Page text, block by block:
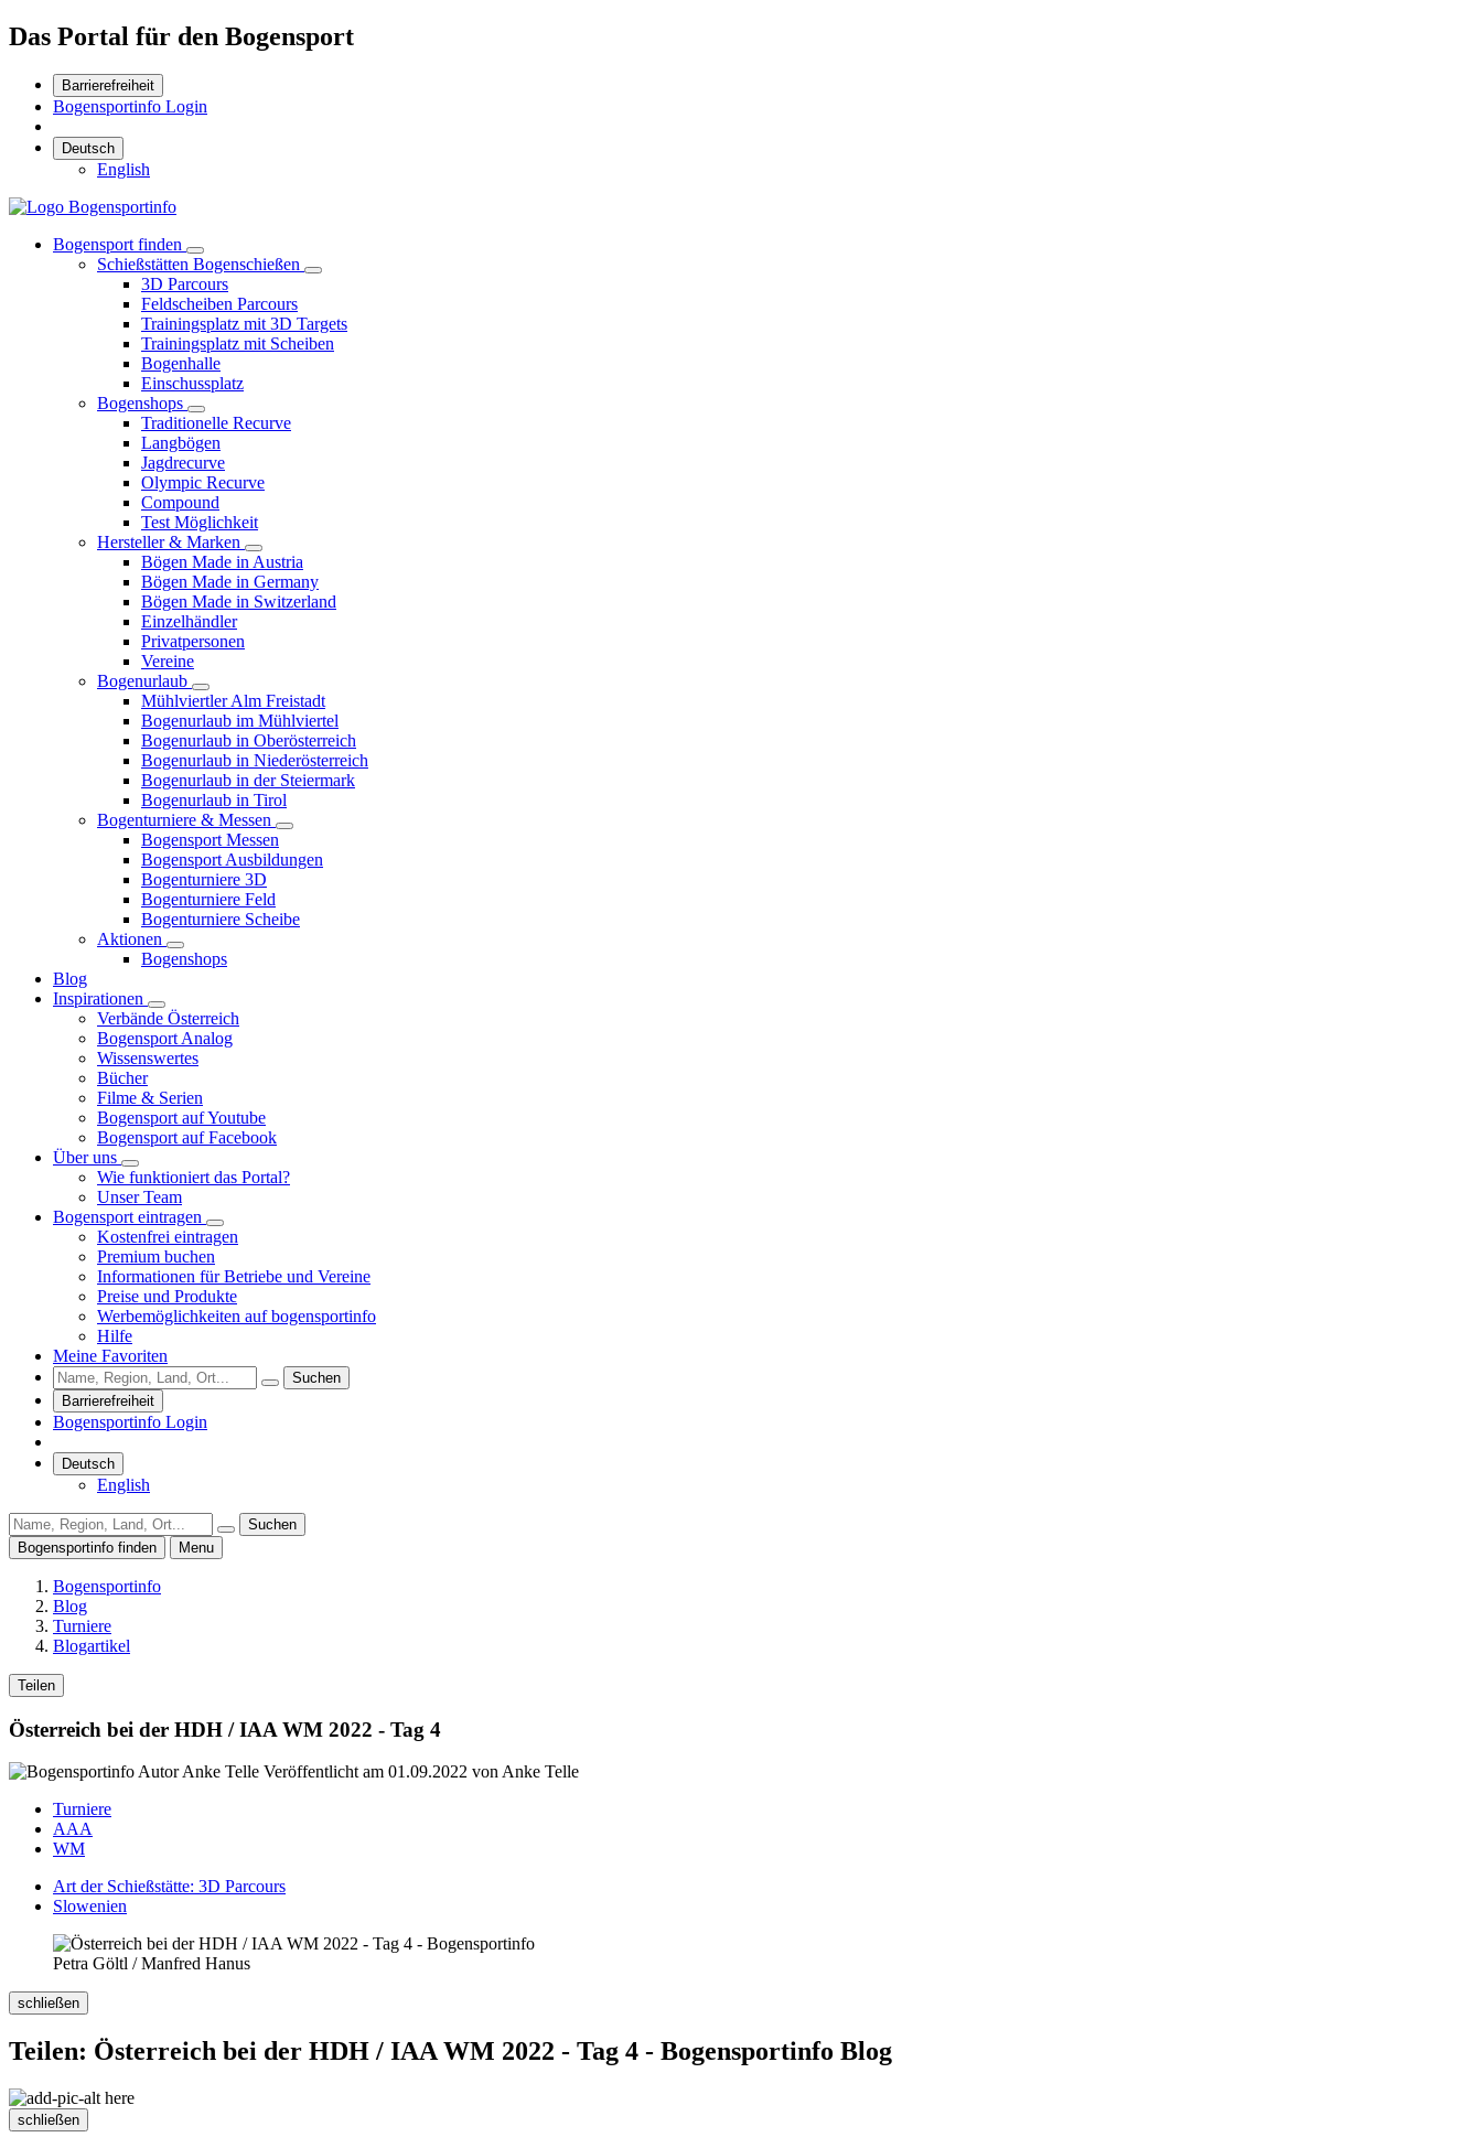
Das Portal für den Bogensport
Barrierefreiheit
Bogensportinfo Login
Deutsch
English
Bogensport finden
Schießstätten Bogenschießen
3D Parcours
Feldscheiben Parcours
Trainingsplatz mit 3D Targets
Trainingsplatz mit Scheiben
Bogenhalle
Einschussplatz
Bogenshops
Traditionelle Recurve
Langbögen
Jagdrecurve
Olympic Recurve
Compound
Test Möglichkeit
Hersteller & Marken
Bögen Made in Austria
Bögen Made in Germany
Bögen Made in Switzerland
Einzelhändler
Privatpersonen
Vereine
Bogenurlaub
Mühlviertler Alm Freistadt
Bogenurlaub im Mühlviertel
Bogenurlaub in Oberösterreich
Bogenurlaub in Niederösterreich
Bogenurlaub in der Steiermark
Bogenurlaub in Tirol
Bogenturniere & Messen
Bogensport Messen
Bogensport Ausbildungen
Bogenturniere 3D
Bogenturniere Feld
Bogenturniere Scheibe
Aktionen
Bogenshops
Blog
Inspirationen
Verbände Österreich
Bogensport Analog
Wissenswertes
Bücher
Filme & Serien
Bogensport auf Youtube
Bogensport auf Facebook
Über uns
Wie funktioniert das Portal?
Unser Team
Bogensport eintragen
Kostenfrei eintragen
Premium buchen
Informationen für Betriebe und Vereine
Preise und Produkte
Werbemöglichkeiten auf bogensportinfo
Hilfe
Meine Favoriten
Suchen
Barrierefreiheit
Bogensportinfo Login
Deutsch
English
Suchen
Bogensportinfo finden
Menu
Bogensportinfo
Blog
Turniere
Blogartikel
Teilen
Österreich bei der HDH / IAA WM 2022 - Tag 4
Veröffentlicht am 01.09.2022 von Anke Telle
Turniere
AAA
WM
Art der Schießstätte: 3D Parcours
Slowenien
Petra Göltl / Manfred Hanus
schließen
Teilen: Österreich bei der HDH / IAA WM 2022 - Tag 4 - Bogensportinfo Blog
schließen